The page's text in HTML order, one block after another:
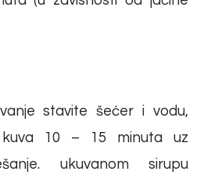
stavite šećer i vodu,
10 – 15 minuta uz
ukuvanom sirupu